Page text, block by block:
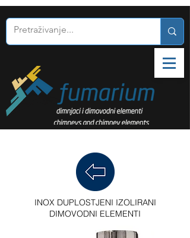
INOX DUPLOSTJENI IZOLIRANI
DIMOVODNI ELEMENTI